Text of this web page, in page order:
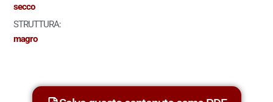
secco
STRUTTURA:
magro